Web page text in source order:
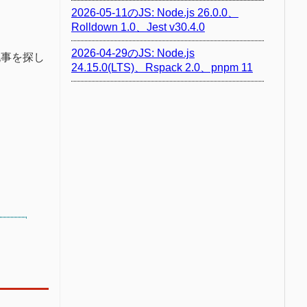
を探し
2026-05-11のJS: Node.js 26.0.0、
Rolldown 1.0、Jest v30.4.0
2026-04-29のJS: Node.js
24.15.0(LTS)、Rspack 2.0、pnpm 11